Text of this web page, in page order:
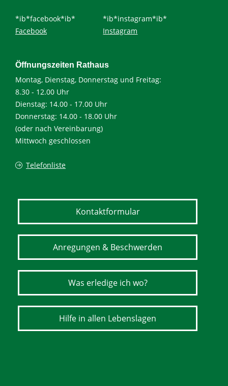
*ib*facebook*ib*
Facebook
*ib*instagram*ib*
Instagram
Öffnungszeiten Rathaus
Montag, Dienstag, Donnerstag und Freitag:
8.30 - 12.00 Uhr
Dienstag: 14.00 - 17.00 Uhr
Donnerstag: 14.00 - 18.00 Uhr
(oder nach Vereinbarung)
Mittwoch geschlossen
Telefonliste
Kontaktformular
Anregungen & Beschwerden
Was erledige ich wo?
Hilfe in allen Lebenslagen